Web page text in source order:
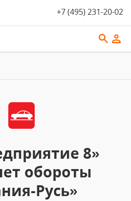
+7 (495) 231-20-02
8»
обороты
Русь»